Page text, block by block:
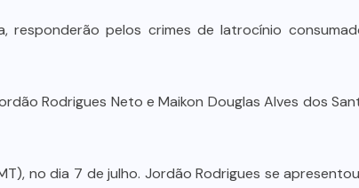
responderão pelos crimes de latrocínio
Rodrigues Neto e Maikon Douglas Alves dos
no dia 7 de julho. Jordão Rodrigues se